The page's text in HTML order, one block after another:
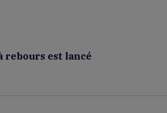
rebours est lancé